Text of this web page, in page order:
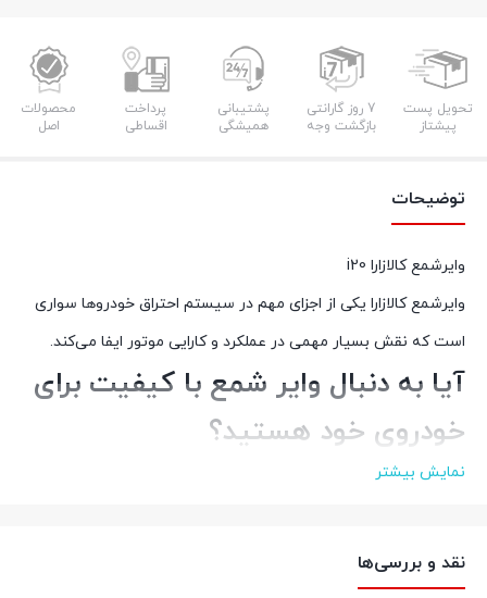
تحویل پست
پیشتاز
7 روز گارانتی
بازگشت وجه
پشتیبانی
همیشگی
پرداخت
اقساطی
محصولات
اصل
توضیحات
وایرشمع کالازارا i20
وایرشمع کالازارا یکی از اجزای مهم در سیستم احتراق خودروها سواری
است که نقش بسیار مهمی در عملکرد و کارایی موتور ایفا می‌کند.
آیا به دنبال وایر شمع با کیفیت برای
خودروی خود هستید؟
کالازارا طیف گسترده‌ای از وایر شمع‌های اورجینال و با دوام را برای
موتور خود را بهبود بخشیده و از هزینه‌های اضافی جلوگیری کنید.
نمایش بیشتر
نقد و بررسی‌ها